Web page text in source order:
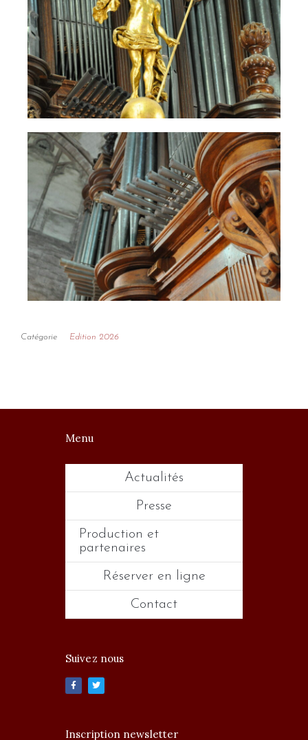
Catégorie Edition 2026
Menu
Actualités
Presse
Production et
partenaires
Réserver en ligne
Contact
Suivez nous
Inscription newsletter